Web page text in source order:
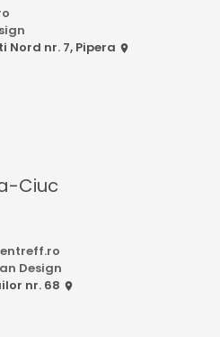
Nord nr. 7, Pipera
Ciuc
Design
nr. 68